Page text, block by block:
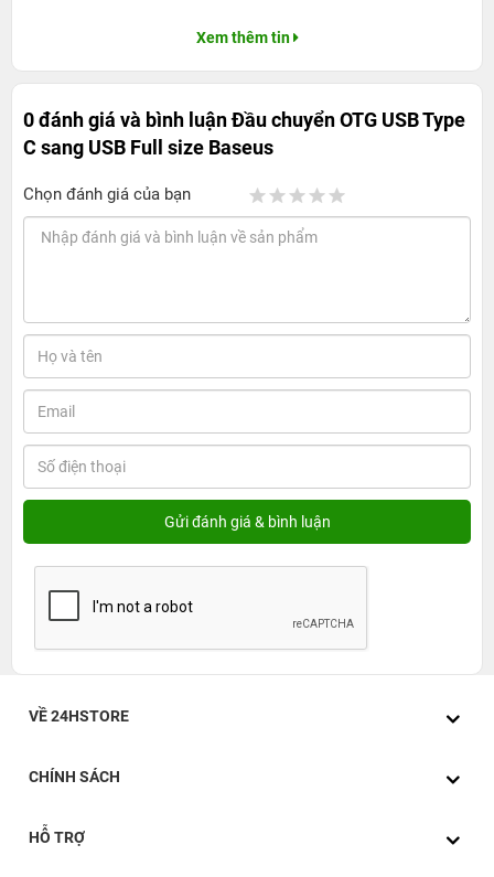
trải nghiệm chơi game trên smartphone?
Xem thêm tin
0 đánh giá và bình luậnĐầu chuyển OTG USB Type
C sang USB Full size Baseus
Chọn đánh giá của bạn
VỀ 24HSTORE
CHÍNH SÁCH
HỖ TRỢ